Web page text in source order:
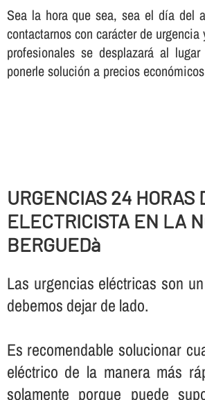
Sea la hora que sea, sea el dí­a del
contactarnos con carácter de
profesionales se desplazará al
ponerle solución a precios
URGENCIAS 24 HORAS
ELECTRICISTA EN LA
BERGUEDà
Las urgencias eléctricas son
debemos dejar de lado.
Es recomendable solucionar
eléctrico de la manera más
solamente porque puede